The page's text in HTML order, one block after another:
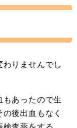
りませんでし
あったので生
後出血もなく